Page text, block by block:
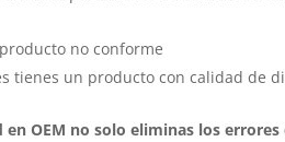
no conforme
tienes un producto con calidad de
en OEM no solo eliminas los